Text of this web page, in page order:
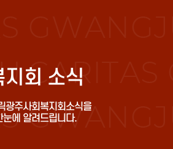
지회 소식
광주사회복지회소식을
눈에 알려드립니다.